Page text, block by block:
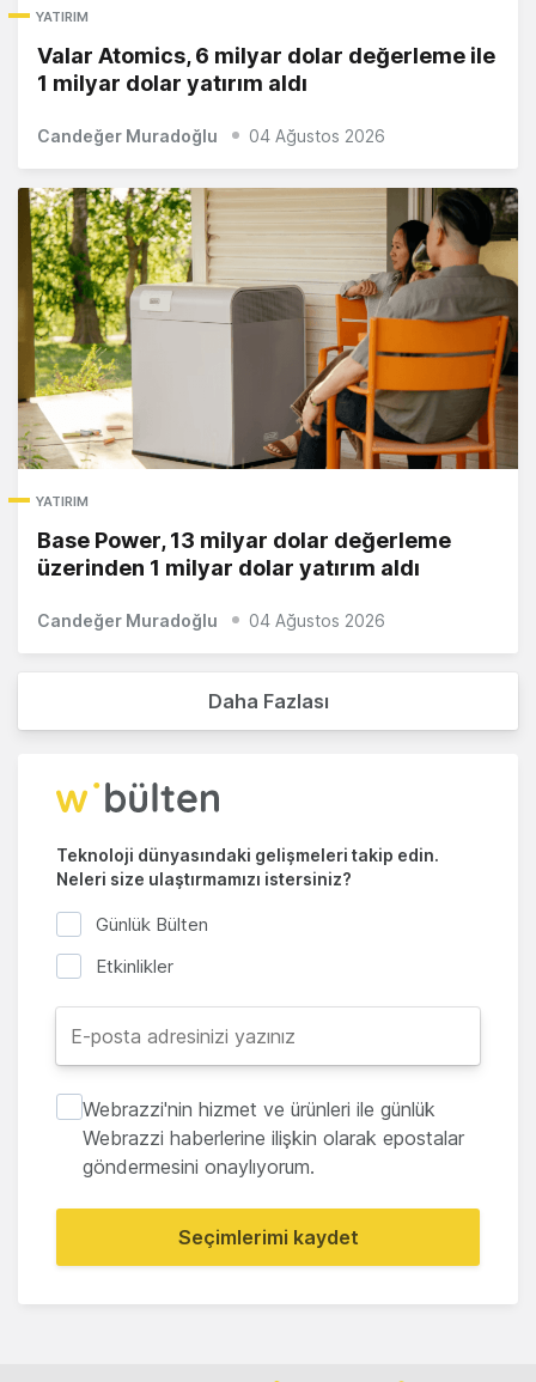
YATIRIM
Valar Atomics, 6 milyar dolar değerleme ile
1 milyar dolar yatırım aldı
Candeğer Muradoğlu 04 Ağustos 2026
YATIRIM
Base Power, 13 milyar dolar değerleme
üzerinden 1 milyar dolar yatırım aldı
Candeğer Muradoğlu 04 Ağustos 2026
Daha Fazlası
Teknoloji dünyasındaki gelişmeleri takip edin.
Neleri size ulaştırmamızı istersiniz?
Günlük Bülten
Etkinlikler
Webrazzi'nin hizmet ve ürünleri ile günlük
Webrazzi haberlerine ilişkin olarak epostalar
göndermesini onaylıyorum.
Seçimlerimi kaydet